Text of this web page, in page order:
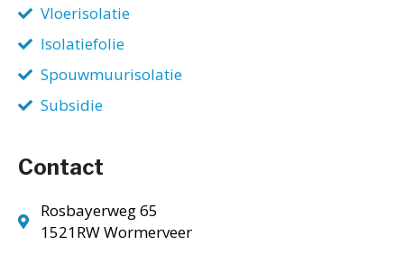
Vloerisolatie
Isolatiefolie
Spouwmuurisolatie
Subsidie
Contact
Rosbayerweg 65
1521RW Wormerveer